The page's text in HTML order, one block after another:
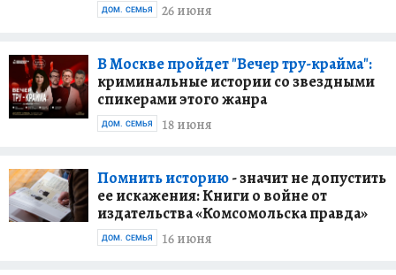
26 июня
ДОМ. СЕМЬЯ
В Москве пройдет "Вечер тру-крайма":
криминальные истории со звездными
спикерами этого жанра
18 июня
ДОМ. СЕМЬЯ
Помнить историю- значит не допустить
ее искажения: Книги о войне от
издательства «Комсомольска правда»
16 июня
ДОМ. СЕМЬЯ